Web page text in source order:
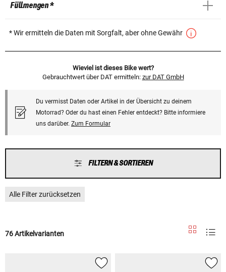
Füllmengen *
* Wir ermitteln die Daten mit Sorgfalt, aber ohne Gewähr
Wieviel ist dieses Bike wert?
Gebrauchtwert über DAT ermitteln: zur DAT GmbH
Du vermisst Daten oder Artikel in der Übersicht zu deinem
Motorrad? Oder du hast einen Fehler entdeckt? Bitte informiere
uns darüber. Zum Formular
FILTERN & SORTIEREN
Alle Filter zurücksetzen
76 Artikelvarianten